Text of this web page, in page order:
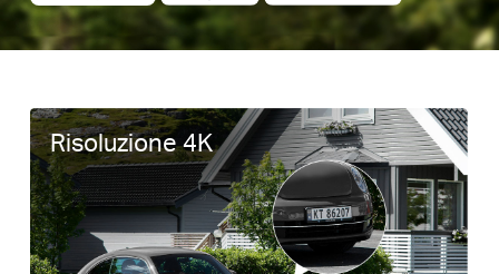
Risoluzione 4K